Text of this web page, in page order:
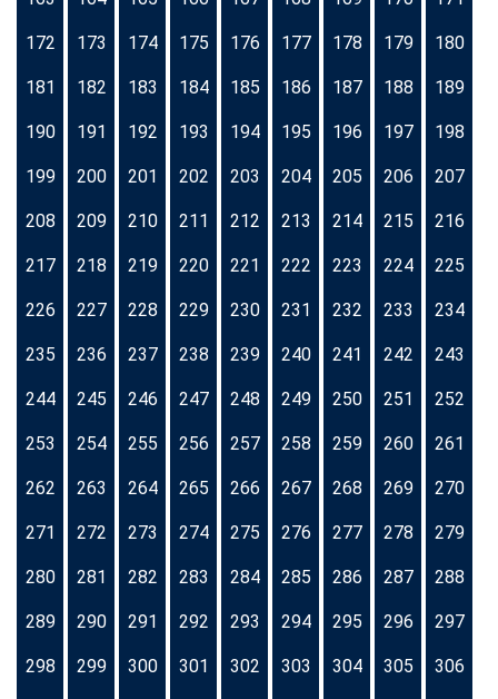
172 173 174 175 176 177 178 179 180
181 182 183 184 185 186 187 188 189
190 191 192 193 194 195 196 197 198
199 200 201 202 203 204 205 206 207
208 209 210 211 212 213 214 215 216
217 218 219 220 221 222 223 224 225
226 227 228 229 230 231 232 233 234
235 236 237 238 239 240 241 242 243
244 245 246 247 248 249 250 251 252
253 254 255 256 257 258 259 260 261
262 263 264 265 266 267 268 269 270
271 272 273 274 275 276 277 278 279
280 281 282 283 284 285 286 287 288
289 290 291 292 293 294 295 296 297
298 299 300 301 302 303 304 305 306